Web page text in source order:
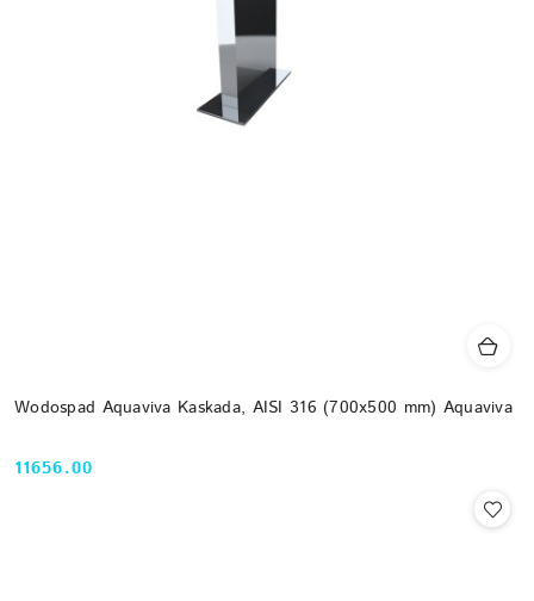
Wodospad Aquaviva Kaskada, AISI 316 (700x500 mm) Aquaviva
Cena:
11656.00